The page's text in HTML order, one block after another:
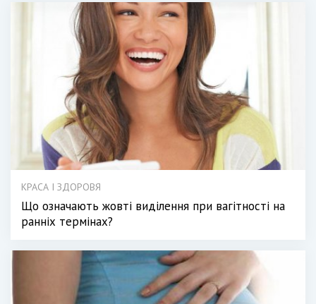
КРАСА І ЗДОРОВЯ
Що означають жовті виділення при вагітності на
ранніх термінах?